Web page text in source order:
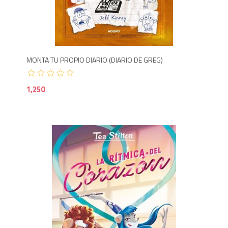
MONTA TU PROPIO DIARIO (DIARIO DE GREG)
1,250